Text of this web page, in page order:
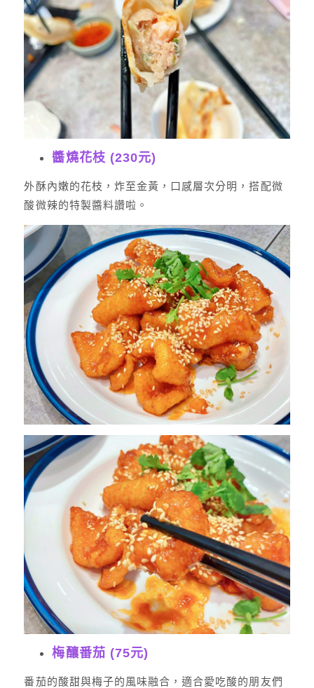
醬燒花枝 (230元)
外酥內嫩的花枝，炸至金黃，口感層次分明，搭配微
酸微辣的特製醬料讚啦。
梅釀番茄 (75元)
番茄的酸甜與梅子的風味融合，適合愛吃酸的朋友們